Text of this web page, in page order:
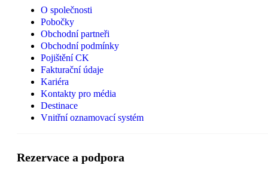
O společnosti
Pobočky
Obchodní partneři
Obchodní podmínky
Pojištění CK
Fakturační údaje
Kariéra
Kontakty pro média
Destinace
Vnitřní oznamovací systém
Rezervace a podpora